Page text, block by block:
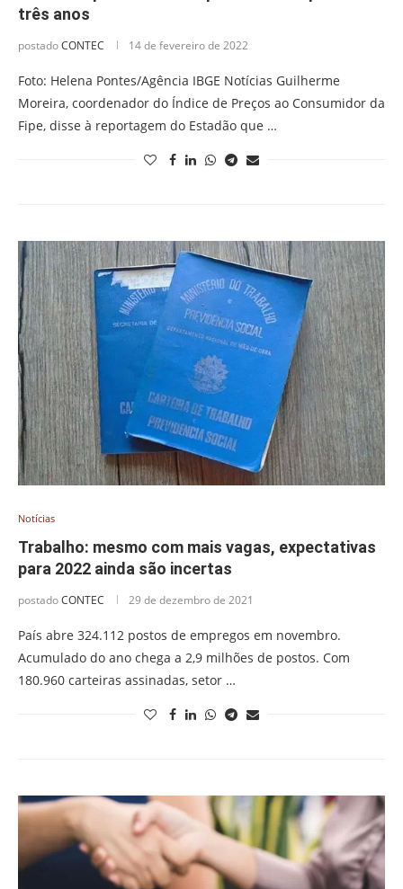
três anos
postadoCONTEC 14 de fevereiro de 2022
Foto: Helena Pontes/Agência IBGE Notícias Guilherme
Moreira, coordenador do Índice de Preços ao Consumidor da
Fipe, disse à reportagem do Estadão que …
Notícias
Trabalho: mesmo com mais vagas, expectativas
para 2022 ainda são incertas
postadoCONTEC 29 de dezembro de 2021
País abre 324.112 postos de empregos em novembro.
Acumulado do ano chega a 2,9 milhões de postos. Com
180.960 carteiras assinadas, setor …